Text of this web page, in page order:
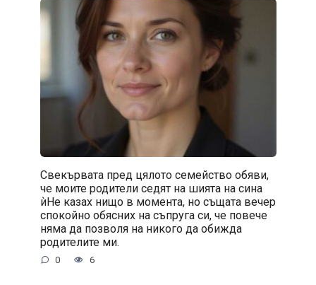
Свекървата пред цялото семейство обяви,
че моите родители седят на шията на сина
ѝНе казах нищо в момента, но същата вечер
спокойно обясних на съпруга си, че повече
няма да позволя на никого да обижда
родителите ми.
0 6